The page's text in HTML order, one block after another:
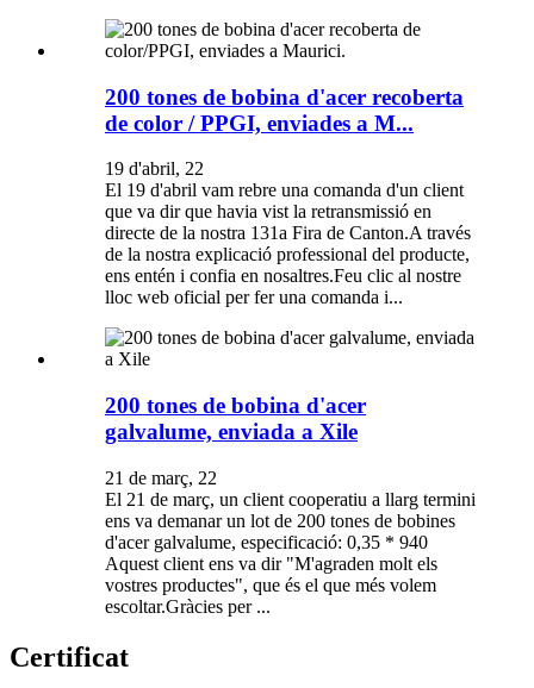
200 tones de bobina d'acer recoberta
de color / PPGI, enviades a M...
19 d'abril, 22
El 19 d'abril vam rebre una comanda d'un client
que va dir que havia vist la retransmissió en
directe de la nostra 131a Fira de Canton.A través
de la nostra explicació professional del producte,
ens entén i confia en nosaltres.Feu clic al nostre
lloc web oficial per fer una comanda i...
200 tones de bobina d'acer
galvalume, enviada a Xile
21 de març, 22
El 21 de març, un client cooperatiu a llarg termini
ens va demanar un lot de 200 tones de bobines
d'acer galvalume, especificació: 0,35 * 940
Aquest client ens va dir "M'agraden molt els
vostres productes", que és el que més volem
escoltar.Gràcies per ...
Certificat